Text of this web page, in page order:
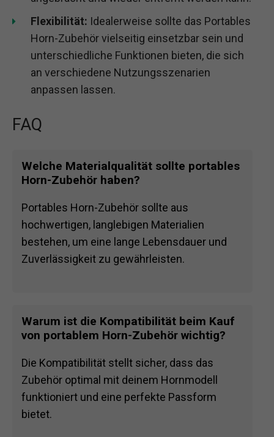
Handhabung und intuitive Bedienung sind
essenziell. Achte darauf, dass das Zubehör
schnell und unkompliziert am Horn
angebracht und wieder entfernt werden kann.
Flexibilität:
Idealerweise sollte das Portables
Horn-Zubehör vielseitig einsetzbar sein und
unterschiedliche Funktionen bieten, die sich
an verschiedene Nutzungsszenarien
FAQ
Welche Materialqualität sollte portables
Horn-Zubehör haben?
Portables Horn-Zubehör sollte aus
Zuverlässigkeit zu gewährleisten.
Warum ist die Kompatibilität beim Kauf
von portablem Horn-Zubehör wichtig?